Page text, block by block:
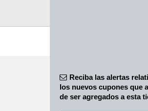
Reciba las alertas
los nuevos cupones que
de ser agregados a esta